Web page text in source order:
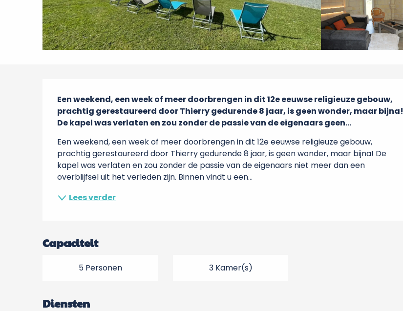
Beschrijving
Een weekend, een week of meer doorbrengen in dit 12e eeuwse religieuze gebouw,
prachtig gerestaureerd door Thierry gedurende 8 jaar, is geen wonder, maar bijna!
De kapel was verlaten en zou zonder de passie van de eigenaars geen...
Een weekend, een week of meer doorbrengen in dit 12e eeuwse religieuze gebouw,
prachtig gerestaureerd door Thierry gedurende 8 jaar, is geen wonder, maar bijna! De
kapel was verlaten en zou zonder de passie van de eigenaars niet meer dan een
overblijfsel uit het verleden zijn. Binnen vindt u een...
Lees verder
Capaciteit
5 Personen 3 Kamer(s)
Diensten